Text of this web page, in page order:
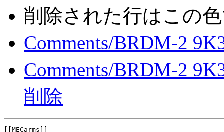
削除された行はこの色
Comments/BRDM-2
Comments/BRDM-2
削除